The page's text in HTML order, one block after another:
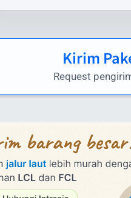
tanpa
tarif pengiriman
layanan kami:
Udara (Express):
atas 100 kg: mulai dari Rp
melihat harga secara
harga yang
kg
Kirim
Request